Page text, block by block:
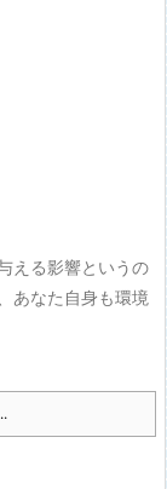
える影響というの
あなた自身も環境